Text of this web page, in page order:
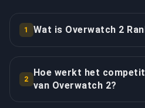
1 Wat is Overwatch 2
SR boosting genoemd) helpt
competitieve rank te bereiken
2
Hoe werkt het
van Overwatch 2?